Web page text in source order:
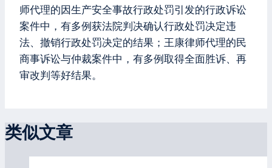
师代理的因生产安全事故行政处罚引发的行政诉讼
案件中，有多例获法院判决确认行政处罚决定违
法、撤销行政处罚决定的结果；王康律师代理的民
商事诉讼与仲裁案件中，有多例取得全面胜诉、再
审改判等好结果。
类似文章